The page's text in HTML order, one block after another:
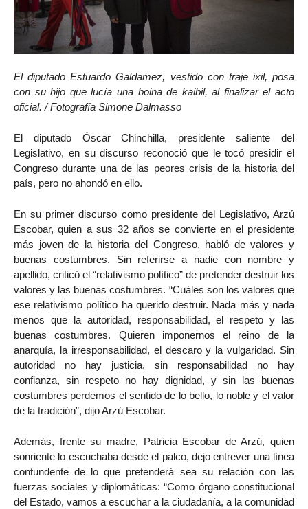
El diputado Estuardo Galdamez, vestido con traje ixil, posa
con su hijo que lucía una boina de kaibil, al finalizar el acto
oficial. / Fotografía Simone Dalmasso
El diputado Óscar Chinchilla, presidente saliente del
Legislativo, en su discurso reconoció que le tocó presidir el
Congreso durante una de las peores crisis de la historia del
país, pero no ahondó en ello.
En su primer discurso como presidente del Legislativo, Arzú
Escobar, quien a sus 32 años se convierte en el presidente
más joven de la historia del Congreso, habló de valores y
buenas costumbres. Sin referirse a nadie con nombre y
apellido, criticó el “relativismo político” de pretender destruir los
valores y las buenas costumbres. “Cuáles son los valores que
ese relativismo político ha querido destruir. Nada más y nada
menos que la autoridad, responsabilidad, el respeto y las
buenas costumbres. Quieren imponernos el reino de la
anarquía, la irresponsabilidad, el descaro y la vulgaridad. Sin
autoridad no hay justicia, sin responsabilidad no hay
confianza, sin respeto no hay dignidad, y sin las buenas
costumbres perdemos el sentido de lo bello, lo noble y el valor
de la tradición”, dijo Arzú Escobar.
Además, frente su madre, Patricia Escobar de Arzú, quien
sonriente lo escuchaba desde el palco, dejo entrever una línea
contundente de lo que pretenderá sea su relación con las
fuerzas sociales y diplomáticas: “Como órgano constitucional
del Estado, vamos a escuchar a la ciudadanía, a la comunidad